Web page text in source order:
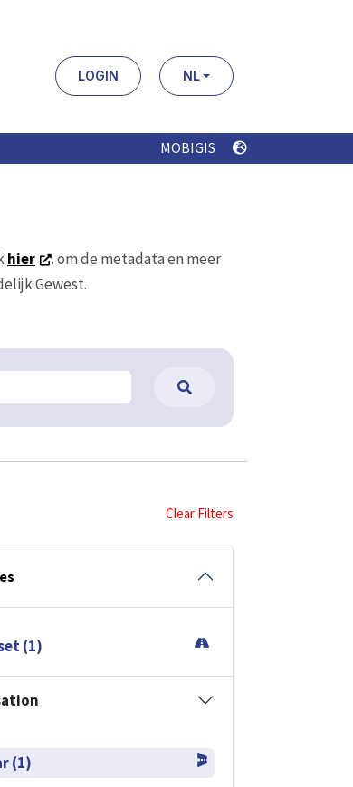
LOGIN NL
MOBIGIS
hier
. om de metadata en meer
Gewest.
Clear Filters
(1)
(1)